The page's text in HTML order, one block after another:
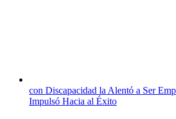
con Discapacidad la Alentó a Ser
Impulsó Hacia al Éxito